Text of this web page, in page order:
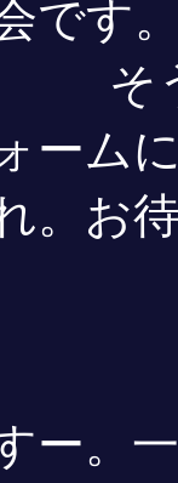
です
そ
ーム
。お
ー。